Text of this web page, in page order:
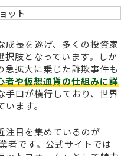
成長を遂げ、多くの投資家
択肢となっています。しか
急拡大に乗じた詐欺事件も
者や仮想通貨の仕組みに詳
手口が横行しており、世界
ます。
注目を集めているのが
者です。公式サイトでは